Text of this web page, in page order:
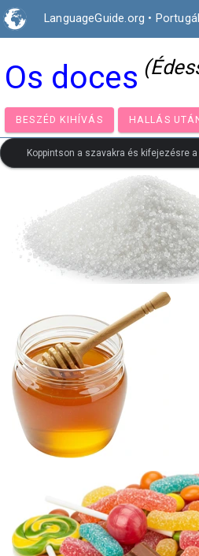
LanguageGuide.org •
Os doces
BESZÉD KIHÍVÁS HALLÁS
Koppintson a szavakra és kifejezésre